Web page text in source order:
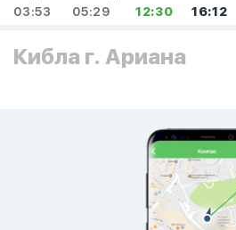
03:53 05:29 12:30 16:12
Кибла г. Ариана